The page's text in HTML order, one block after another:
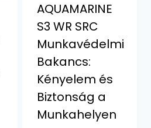
AQUAMARINE
S3 WR SRC
Munkavédelmi
Bakancs:
Kényelem és
Biztonság a
Munkahelyen